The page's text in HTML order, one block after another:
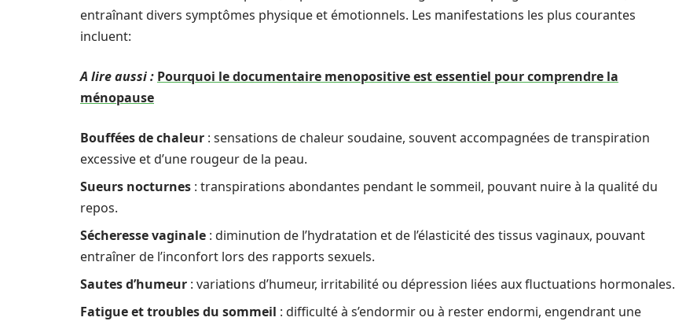
entraînant divers symptômes physique et émotionnels. Les manifestations les plus courantes
incluent:
A lire aussi : Pourquoi le documentaire menopositive est essentiel pour comprendre la
ménopause
Bouffées de chaleur : sensations de chaleur soudaine, souvent accompagnées de transpiration
excessive et d’une rougeur de la peau.
Sueurs nocturnes : transpirations abondantes pendant le sommeil, pouvant nuire à la qualité du
repos.
Sécheresse vaginale : diminution de l’hydratation et de l’élasticité des tissus vaginaux, pouvant
entraîner de l’inconfort lors des rapports sexuels.
Sautes d’humeur : variations d’humeur, irritabilité ou dépression liées aux fluctuations hormonales.
Fatigue et troubles du sommeil : difficulté à s’endormir ou à rester endormi, engendrant une